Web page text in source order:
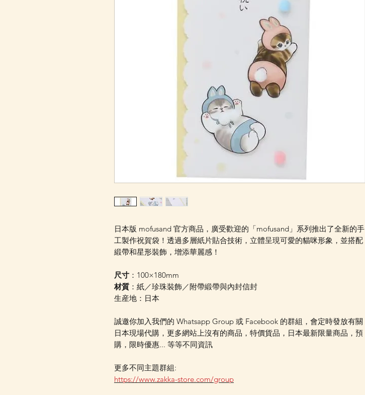
日本版 mofusand 官方商品，廣受歡迎的「mofusand」系列推出了全新的手
工製作祝賀袋！透過多層紙片貼合技術，立體呈現可愛的貓咪形象，並搭配
緞帶和星形裝飾，增添華麗感！
尺寸 ：100×180mm
材質 ：紙／珍珠裝飾／附帶緞帶與內封信封
生産地：日本
誠邀你加入我們的 Whatsapp Group 或 Facebook 的群組，會定時發放有關
日本現場代購，更多網站上沒有的商品，特價貨品，日本最新限量商品，預
購，限時優惠... 等等不同資訊
更多不同主題群組:
https://www.zakka-store.com/group